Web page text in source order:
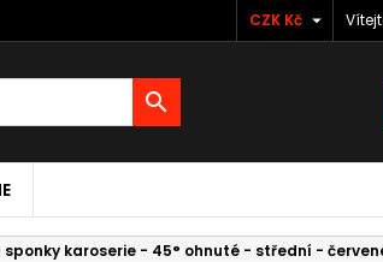
CZK Kč 

karoserie - 45° ohnuté - střední -